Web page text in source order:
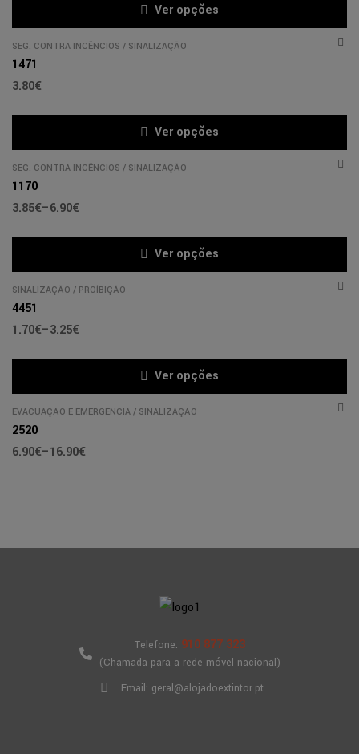
Ver opções
SEG. CONTRA INCÊNCIOS / SINALIZAÇÃO
1471
3.80€
Ver opções
SEG. CONTRA INCÊNCIOS / SINALIZAÇÃO
1170
3.85€–6.90€
Ver opções
SINALIZAÇÃO / PROÍBIÇÃO
4451
1.70€–3.25€
Ver opções
EVACUAÇÃO E EMERGÊNCIA / SINALIZAÇÃO
2520
6.90€–16.90€
Telefone: 910 877 323
(Chamada para a rede móvel nacional)
Email: geral@alojadoextintor.pt